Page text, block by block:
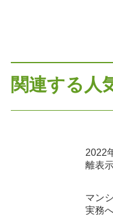
関連する人
2022
離表
マン
実務